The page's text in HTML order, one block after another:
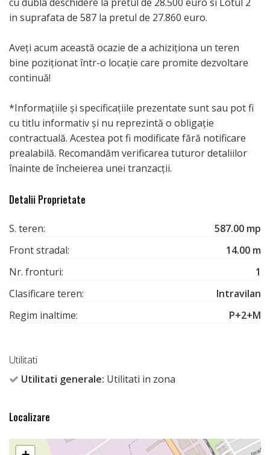
in suprafata de 587 la pretul de 27.860 euro.
Aveți acum această ocazie de a achiziționa un teren
bine poziționat într-o locație care promite dezvoltare
continuă!
*Informațiile și specificațiile prezentate sunt sau pot fi
cu titlu informativ și nu reprezintă o obligație
contractuală. Acestea pot fi modificate fără notificare
prealabilă. Recomandăm verificarea tuturor detaliilor
înainte de încheierea unei tranzacții.
Detalii Proprietate
S. teren:
587.00 mp
Front stradal:
14.00 m
Nr. fronturi:
1
Clasificare teren:
Intravilan
Regim inaltime:
P+2+M
Utilitati
Utilitati generale: Utilitati in zona
Localizare